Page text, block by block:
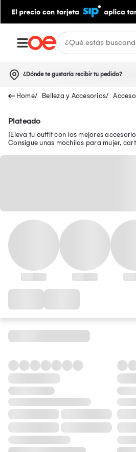
¿Dónde te gustaría recibir tu pedido?
Belleza y Accesorios
Plateado
¡Eleva tu outfit con los mejores
Consigue unas mochilas para mujer,